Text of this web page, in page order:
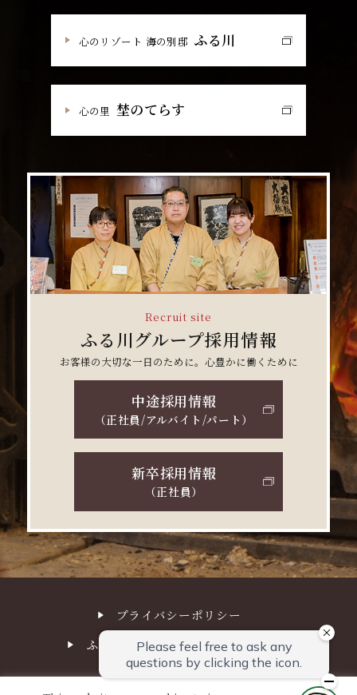
心のリゾート 海の別邸 ふる川
心の里 埜のてらす
Recruit site
ふる川グループ採用情報
お客様の大切な一日のために。心豊かに働くために
中途採用情報
（正社員/アルバイト/パート）
新卒採用情報
（正社員）
プライバシーポリシー
ふる川サステナビリティ経営方針